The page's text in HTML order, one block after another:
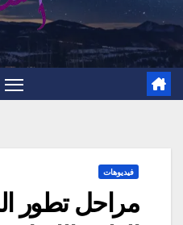
موقع استفق
فيديوهات
مراحل تطور